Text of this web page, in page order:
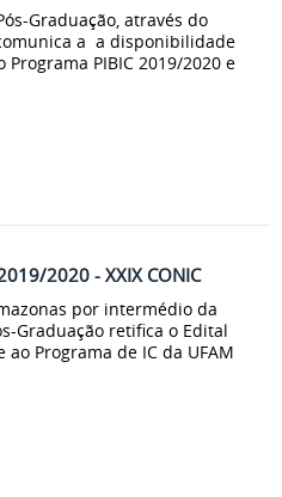
Graduação, através do
a a disponibilidade
PIBIC 2019/2020 e
2020 - XXIX CONIC
por intermédio da
Graduação retifica o Edital
ao Programa de IC da UFAM